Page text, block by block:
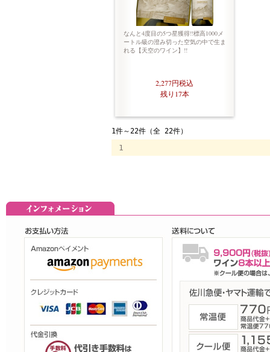
なんと4度目の5つ星獲得!!標高1000メ
ートル級の澄み切った空気の中で生ま
れる【天空のワイン】!!
2,277円税込
残り17本